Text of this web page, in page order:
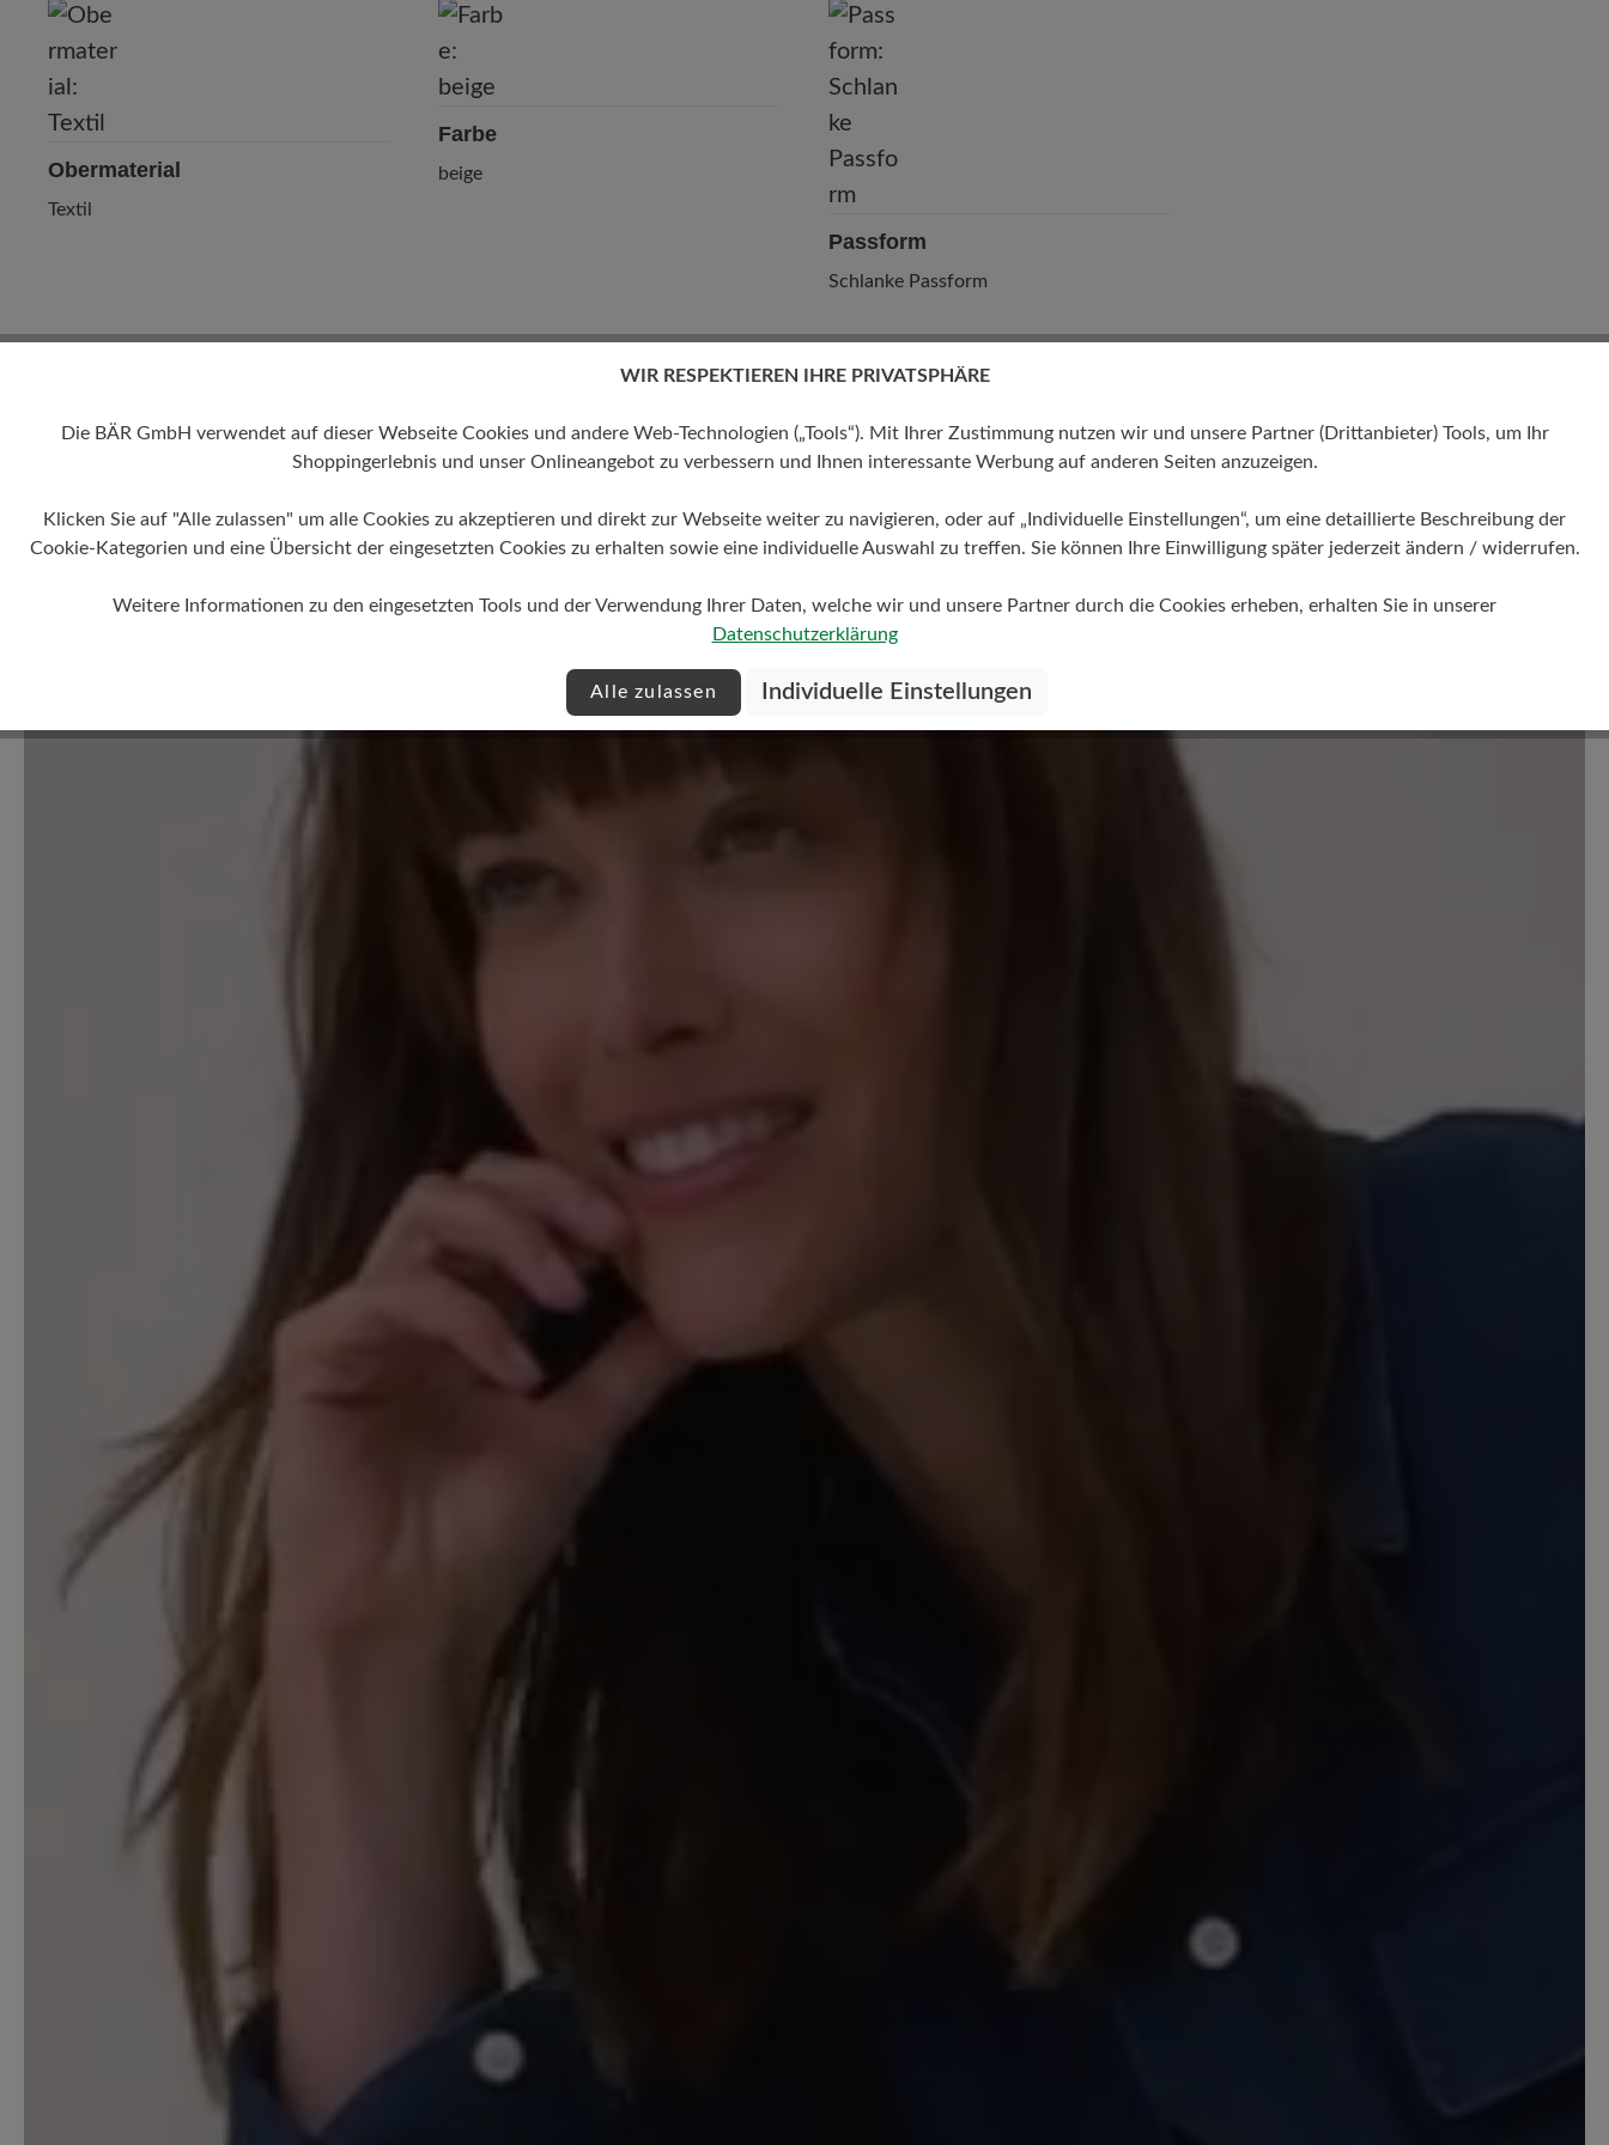
Pleidelsheimer Str. 15/1, 74321 Bietigheim-Bissingen, Deutschland
kundenbetreuung@baer-schuhe.ch
Telefon: 0800 88 62 63
Obermaterial
Textil
Farbe
beige
Passform
Schlanke Passform
Bewertungen lesen
0 von 0 Bewertungen
Average rating of 0 out of 5 stars
anderen mit.
WIR RESPEKTIEREN IHRE PRIVATSPHÄRE
Die BÄR GmbH verwendet auf dieser Webseite Cookies und andere Web-Technologien („Tools“). Mit Ihrer Zustimmung nutzen wir und unsere Partner (Drittanbieter) Tools, um Ihr
Shoppingerlebnis und unser Onlineangebot zu verbessern und Ihnen interessante Werbung auf anderen Seiten anzuzeigen.
Klicken Sie auf "Alle zulassen" um alle Cookies zu akzeptieren und direkt zur Webseite weiter zu navigieren, oder auf „Individuelle Einstellungen“, um eine detaillierte Beschreibung der
Cookie-Kategorien und eine Übersicht der eingesetzten Cookies zu erhalten sowie eine individuelle Auswahl zu treffen. Sie können Ihre Einwilligung später jederzeit ändern / widerrufen.
Weitere Informationen zu den eingesetzten Tools und der Verwendung Ihrer Daten, welche wir und unsere Partner durch die Cookies erheben, erhalten Sie in unserer
Datenschutzerklärung
Alle zulassen Individuelle Einstellungen